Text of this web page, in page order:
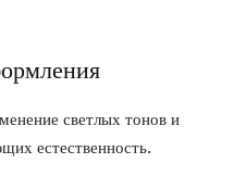
светлых тонов и
естественность.